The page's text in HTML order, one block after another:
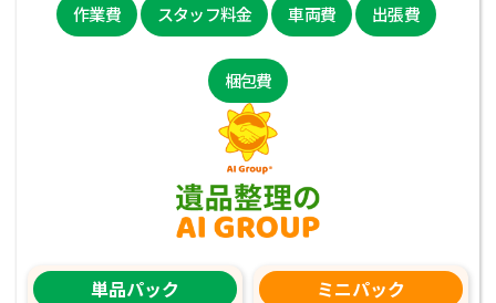
作業費 スタッフ料金 車両費 出張費
梱包費
単品パック ミニパック